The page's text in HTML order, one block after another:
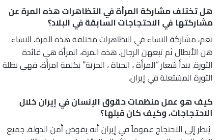
هل تختلف مشاركة المرأة في التظاهرات هذه المرة عن
مشاركتها في الاحتجاجات السابقة في البلاد؟
نعم، مشاركة النساء في التظاهرات مختلفة هذه المرة. النساء
هن الأبطال ثم تبعهن الرجال. هذه المرة، المرأة هي قائدة
الثورة. يبدأ شعار “المرأة ، الحياة ، الحرية” بكلمة امرأة، فهي بطلة
الثورة المشتعلة في إيران.
كيف هو عمل منظمات حقوق الإنسان في إيران خلال
الاحتجاجات، وكيف كان قبلها؟
يُنظر إلى الاحتجاج عموماً في إيران أنه يقوض أمن الدولة. جميع